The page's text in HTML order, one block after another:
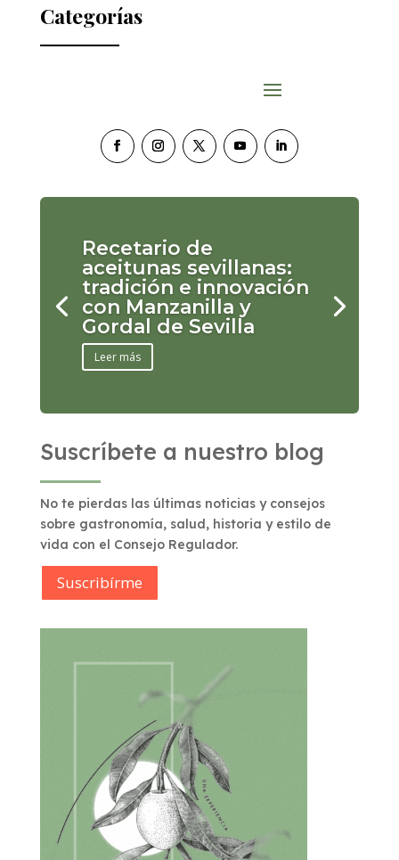
Categorías
Recetario de
aceitunas sevillanas:
tradición e innovación
con Manzanilla y
Gordal de Sevilla
Leer más
Suscríbete a nuestro blog
No te pierdas las últimas noticias y consejos
sobre gastronomía, salud, historia y estilo de
vida con el Consejo Regulador.
Suscribírme